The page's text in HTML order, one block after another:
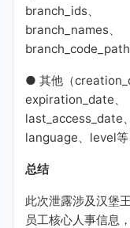
branch_ids、
branch_names、
● 其他（
expiration_date、
last_access_date
language、level
总结
此次泄露涉及汉堡
员工核心人事信息